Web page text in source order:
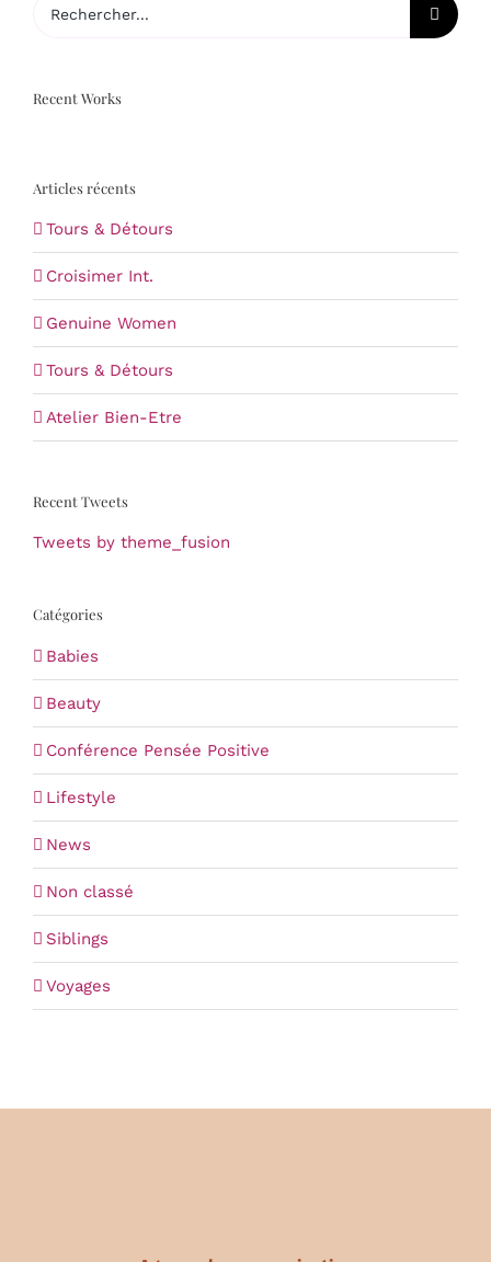
Recent Works
Articles récents
Tours & Détours
Croisimer Int.
Genuine Women
Tours & Détours
Atelier Bien-Etre
Recent Tweets
Tweets by theme_fusion
Catégories
Babies
Beauty
Conférence Pensée Positive
Lifestyle
News
Non classé
Siblings
Voyages